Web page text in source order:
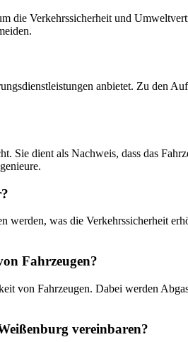
Verkehrssicherheit und
anbietet. Zu den
dient als Nachweis, dass das
was die Verkehrssicherheit
Fahrzeugen?
Fahrzeugen. Dabei werden
vereinbaren?